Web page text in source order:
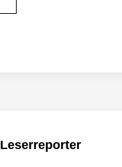
Leserreporter